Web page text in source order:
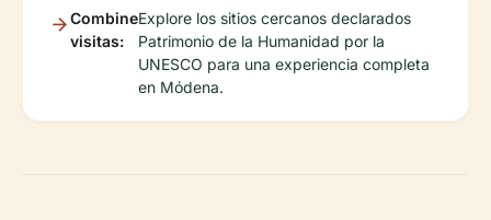
Combine
visitas:
Explore los sitios cercanos declarados
Patrimonio de la Humanidad por la
UNESCO para una experiencia completa
en Módena.